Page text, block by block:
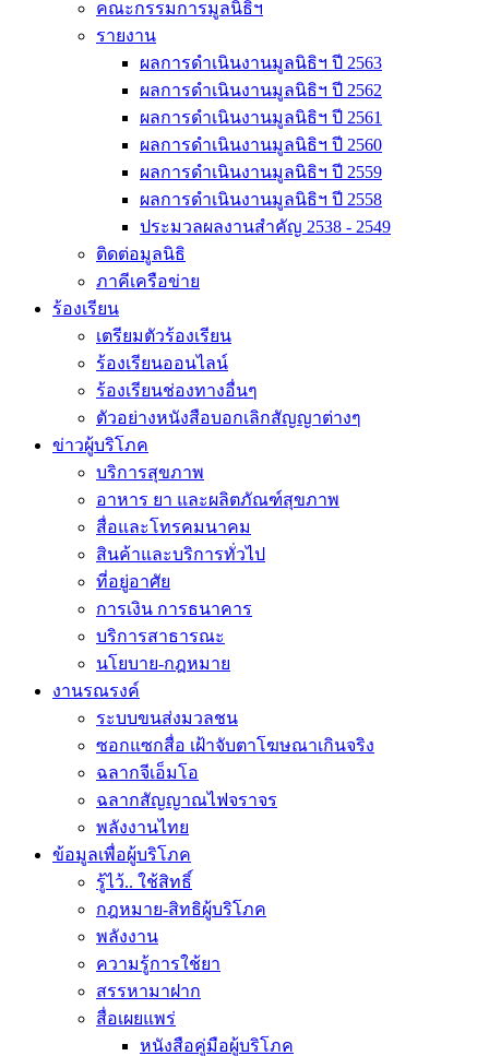
คณะกรรมการมูลนิธิฯ
รายงาน
ผลการดำเนินงานมูลนิธิฯ ปี 2563
ผลการดำเนินงานมูลนิธิฯ ปี 2562
ผลการดำเนินงานมูลนิธิฯ ปี 2561
ผลการดำเนินงานมูลนิธิฯ ปี 2560
ผลการดำเนินงานมูลนิธิฯ ปี 2559
ผลการดำเนินงานมูลนิธิฯ ปี 2558
ประมวลผลงานสำคัญ 2538 - 2549
ติดต่อมูลนิธิ
ภาคีเครือข่าย
ร้องเรียน
เตรียมตัวร้องเรียน
ร้องเรียนออนไลน์
ร้องเรียนช่องทางอื่นๆ
ตัวอย่างหนังสือบอกเลิกสัญญาต่างๆ
ข่าวผู้บริโภค
บริการสุขภาพ
อาหาร ยา และผลิตภัณฑ์สุขภาพ
สื่อและโทรคมนาคม
สินค้าและบริการทั่วไป
ที่อยู่อาศัย
การเงิน การธนาคาร
บริการสาธารณะ
นโยบาย-กฎหมาย
งานรณรงค์
ระบบขนส่งมวลชน
ซอกแซกสื่อ เฝ้าจับตาโฆษณาเกินจริง
ฉลากจีเอ็มโอ
ฉลากสัญญาณไฟจราจร
พลังงานไทย
ข้อมูลเพื่อผู้บริโภค
รู้ไว้.. ใช้สิทธิ์
กฎหมาย-สิทธิผู้บริโภค
พลังงาน
ความรู้การใช้ยา
สรรหามาฝาก
สื่อเผยแพร่
หนังสือคู่มือผู้บริโภค